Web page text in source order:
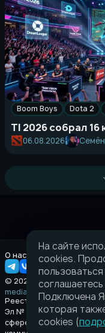
Boom Boys Dota 2
TI 2026 собрал
06.08.2026
О нас Правовая
© 2026 Taverna.gg
media@taverna.gg
Реестровая запись:
Эл № ФС77-89710 выдано
сфере связи,
На сайте
cookies.
соглашаетесь
Подключена
которая
cookies (